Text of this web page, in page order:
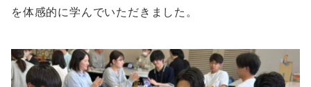
を体感的に学んでいただきました。